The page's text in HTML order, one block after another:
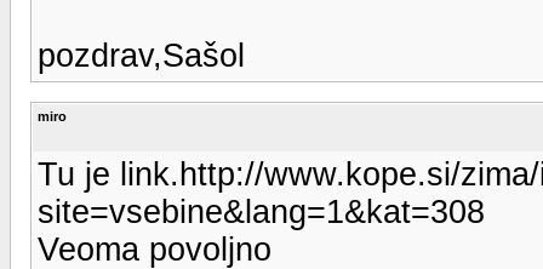
pozdrav,Sašol
miro
Tu je link.http://www.kope.si/
site=vsebine&lang=1&kat=308
Veoma povoljno